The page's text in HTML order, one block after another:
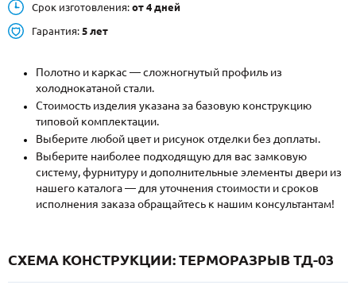
INFO@META-M.RU
ЗАПРОСИТЬ РАСЧЕТ
Каталог
Записаться на замер
Срок изготовления: от 4 дней
Гарантия: 5 лет
Полотно и каркас — сложногнутый профиль из
холоднокатаной стали.
Стоимость изделия указана за базовую конструкцию
типовой комплектации.
Выберите любой цвет и рисунок отделки без доплаты.
Выберите наиболее подходящую для вас замковую
систему, фурнитуру и дополнительные элементы двери из
нашего каталога — для уточнения стоимости и сроков
исполнения заказа обращайтесь к нашим консультантам!
СХЕМА КОНСТРУКЦИИ: ТЕРМОРАЗРЫВ ТД-03